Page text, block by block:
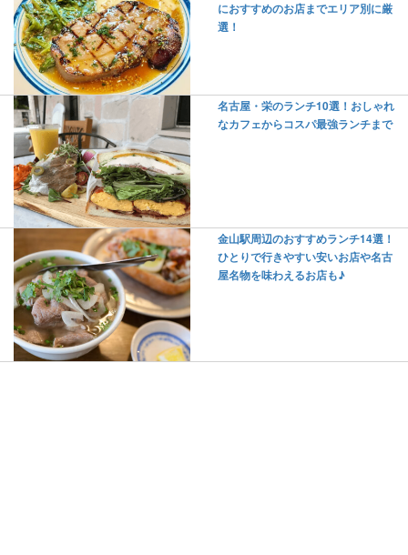
におすすめのお店までエリア別に厳
選！
名古屋・栄のランチ10選！おしゃれ
なカフェからコスパ最強ランチまで
金山駅周辺のおすすめランチ14選！
ひとりで行きやすい安いお店や名古
屋名物を味わえるお店も♪